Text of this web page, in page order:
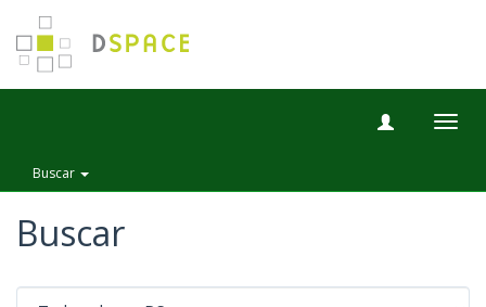
Buscar
Buscar